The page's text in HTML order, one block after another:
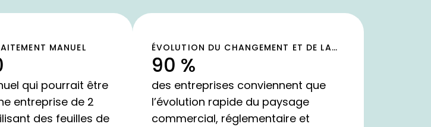
MANUEL
qui pourrait être
entreprise de 2
des feuilles de
ÉVOLUTION DU CHANGEMENT ET DE LA
COMPLEXITÉ
90 %
des entreprises conviennent que
l’évolution rapide du paysage
commercial, réglementaire et